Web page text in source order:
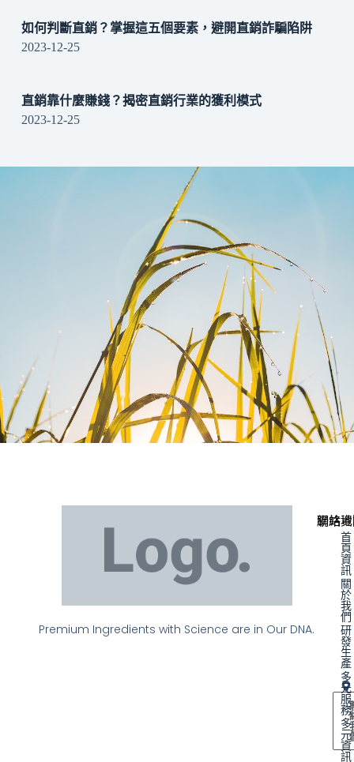
如何判斷直銷？掌握這五個要素，避開直銷詐騙陷阱
2023-12-25
直銷靠什麼賺錢？揭密直銷行業的獲利模式
2023-12-25
Premium Ingredients with Science are in Our DNA.
聯絡
網站
首
頁
資
訊
關
於
我
們
研
發
生
產
多
元
服
務
多
元
資
訊